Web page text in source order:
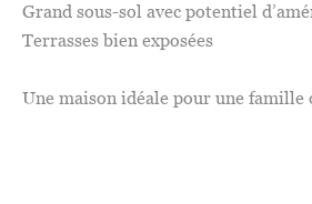
Grand sous-sol avec potentiel
Terrasses bien exposées
Une maison idéale pour une famille